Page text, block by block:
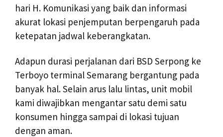
hari H. Komunikasi yang baik dan informasi
akurat lokasi penjemputan berpengaruh pada
ketepatan jadwal keberangkatan.
Adapun durasi perjalanan dari BSD Serpong ke
Terboyo terminal Semarang bergantung pada
banyak hal. Selain arus lalu lintas, unit mobil
kami diwajibkan mengantar satu demi satu
konsumen hingga sampai di lokasi tujuan
dengan aman.